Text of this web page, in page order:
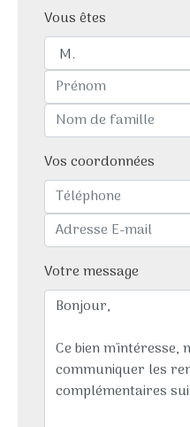
Vous êtes
Vos coordonnées
Votre message